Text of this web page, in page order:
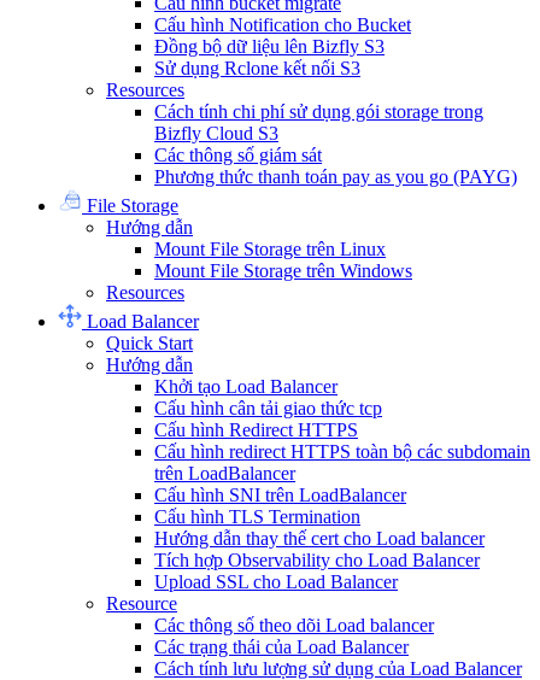
Cấu hình Notification cho Bucket
Đồng bộ dữ liệu lên Bizfly S3
Sử dụng Rclone kết nối S3
Resources
Cách tính chi phí sử dụng gói storage trong
Bizfly Cloud S3
Các thông số giám sát
Phương thức thanh toán pay as you go (PAYG)
File Storage
Hướng dẫn
Mount File Storage trên Linux
Mount File Storage trên Windows
Resources
Load Balancer
Quick Start
Hướng dẫn
Khởi tạo Load Balancer
Cấu hình cân tải giao thức tcp
Cấu hình Redirect HTTPS
Cấu hình redirect HTTPS toàn bộ các subdomain
trên LoadBalancer
Cấu hình SNI trên LoadBalancer
Cấu hình TLS Termination
Hướng dẫn thay thế cert cho Load balancer
Tích hợp Observability cho Load Balancer
Upload SSL cho Load Balancer
Resource
Các thông số theo dõi Load balancer
Các trạng thái của Load Balancer
Cách tính lưu lượng sử dụng của Load Balancer